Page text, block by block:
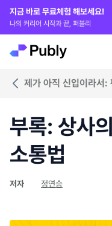
지금 바로 무료체험 해보세요!
나의 커리어 시작과 끝, 퍼블리
제가 아직 신입이라서:
부록: 상사
소통법
저자 정연승